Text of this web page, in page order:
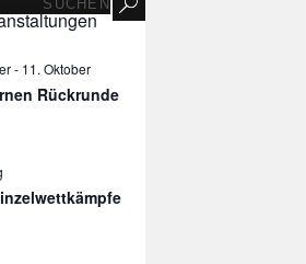
- 11. Oktober
Rückrunde